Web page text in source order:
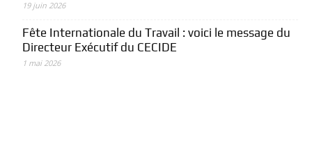
19 juin 2026
Fête Internationale du Travail : voici le message du
Directeur Exécutif du CECIDE
1 mai 2026